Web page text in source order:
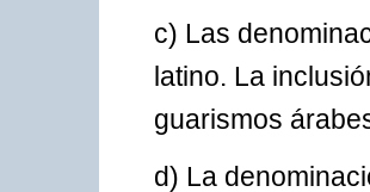
c) Las
latino. La
guarismos
d) La